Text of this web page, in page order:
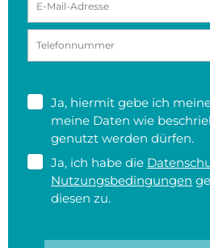
Ja, hiermit gebe ich
meine Daten wie
genutzt werden dürfen.
Ja, ich habe die
Nutzungsbedingungen
diesen zu.